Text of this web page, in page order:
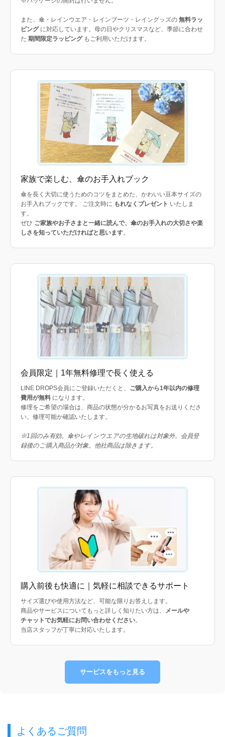
また、傘・レインウエア・レインブーツ・レイングッズの 無料ラッ
ピングに対応しています。母の日やクリスマスなど、季節に合わせ
た 期間限定ラッピングもご利用いただけます。
家族で楽しむ、傘のお手入れブック
傘を長く大切に使うためのコツをまとめた、かわいい豆本サイズの
お手入れブックです。 ご注文時に もれなくプレゼント いたしま
す。
ぜひ ご家族やお子さまと一緒に読んで、傘のお手入れの大切さや楽
しさを知っていただければと思います。
会員限定｜1年無料修理で長く使える
LINE DROPS会員にご登録いただくと、 ご購入から1年以内の修理
費用が無料 になります。
修理をご希望の場合は、商品の状態が分かるお写真をお送りくださ
い。修理可能か確認いたします。
※1回のみ有効。傘やレインウエアの生地破れは対象外。会員登
録後のご購入商品が対象。他社商品は除きます。
購入前後も快適に｜気軽に相談できるサポート
サイズ選びや使用方法など、可能な限りお答えします。
商品やサービスについてもっと詳しく知りたい方は、
メールや
チャットでお気軽にお問い合わせください。
当店スタッフが丁寧に対応いたします。
サービスをもっと見る
よくあるご質問